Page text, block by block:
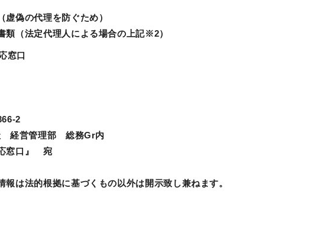
虚偽の代理を防ぐため）
類（法定代理人による場合の上記※2）
窓口
2
経営管理部 総務Gr内
応窓口』 宛
は法的根拠に基づくもの以外は開示致し兼ねます。